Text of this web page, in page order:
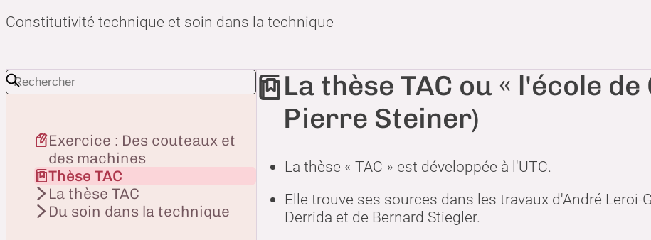
Constitutivité technique et soin dans la technique
La thèse TAC ou « l'école
Pierre Steiner)
La thèse « TAC » est développée à l'UTC.
Elle trouve ses sources dans les travaux d'André
Derrida et de Bernard Stiegler.
Exercice : Des couteaux et
des machines
Thèse TAC
La thèse TAC
Du soin dans la technique